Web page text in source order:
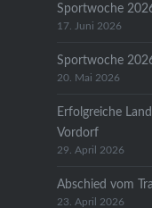
Sportwoche
17. Juni 2026
Sportwoche
20. Mai 2026
Erfolgreiche
Vordorf
29. April 2026
Abschied vom
23. April 2026